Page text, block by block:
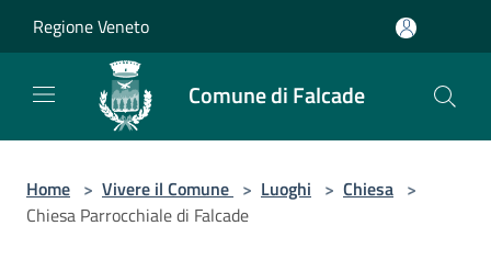
Regione Veneto
Comune di Falcade
Home > Vivere il Comune > Luoghi > Chiesa >
Chiesa Parrocchiale di Falcade